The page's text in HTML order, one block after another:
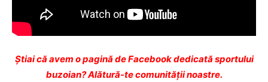
Ştiai că avem o pagină de Facebook dedicată sportului
buzoian? Alătură-te comunității noastre.